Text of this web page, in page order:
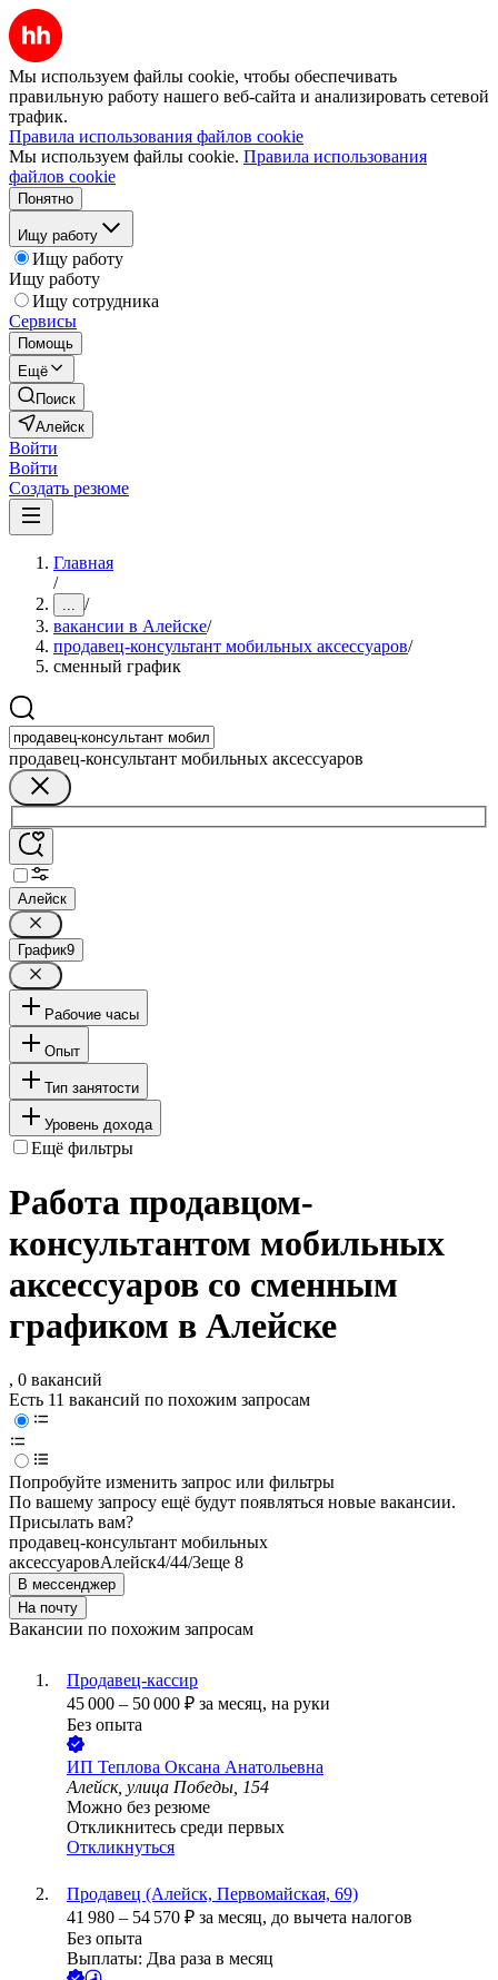
Мы используем файлы cookie, чтобы обеспечивать
правильную работу нашего веб-сайта и анализировать сетевой
трафик.
Правила использования файлов cookie
Мы используем файлы cookie. Правила использования
файлов cookie
Понятно
Ищу работу
Ищу работу
Ищу работу
Ищу сотрудника
Сервисы
Помощь
Ещё
Поиск
Алейск
Войти
Войти
Создать резюме
Главная
/
... /
вакансии в Алейске/
продавец-консультант мобильных аксессуаров/
сменный график
продавец-консультант мобильных аксессуаров
Алейск
График9
Рабочие часы
Опыт
Тип занятости
Уровень дохода
Ещё фильтры
Работа продавцом-
консультантом мобильных
аксессуаров со сменным
графиком в Алейске
, 0 вакансий
Есть 11 вакансий по похожим запросам
Попробуйте изменить запрос или фильтры
По вашему запросу ещё будут появляться новые вакансии.
Присылать вам?
продавец-консультант мобильных
аксессуаровАлейск4/44/3еще 8
В мессенджер
На почту
Вакансии по похожим запросам
Продавец-кассир
45 000 – 50 000 ₽ за месяц, на руки
Без опыта
ИП Теплова Оксана Анатольевна
Алейск, улица Победы, 154
Можно без резюме
Откликнитесь среди первых
Откликнуться
Продавец (Алейск, Первомайская, 69)
41 980 – 54 570 ₽ за месяц, до вычета налогов
Без опыта
Выплаты: Два раза в месяц